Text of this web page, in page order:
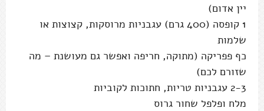
יין אדום)
1 קופסה (400 גרם) עגבניות מרוסקות, קצוצות או
שלמות
כף פפריקה (מתוקה, חריפה ואפשר גם מעושנת – מה
שזורם לכם)
2-3 עגבניות טריות, חתוכות לקוביות
מלח ופלפל שחור גרוס